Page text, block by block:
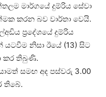
මාර්ගයේ දුම්රිය සේවා
කරන බව වාර්තා වෙයි.
ප්‍රදේශයේ දුම්රිය
නිසා ඊයේ (13) සිට
කර තිබුණි.
සමඟ අද පස්වරු 3.00
තිබේ.